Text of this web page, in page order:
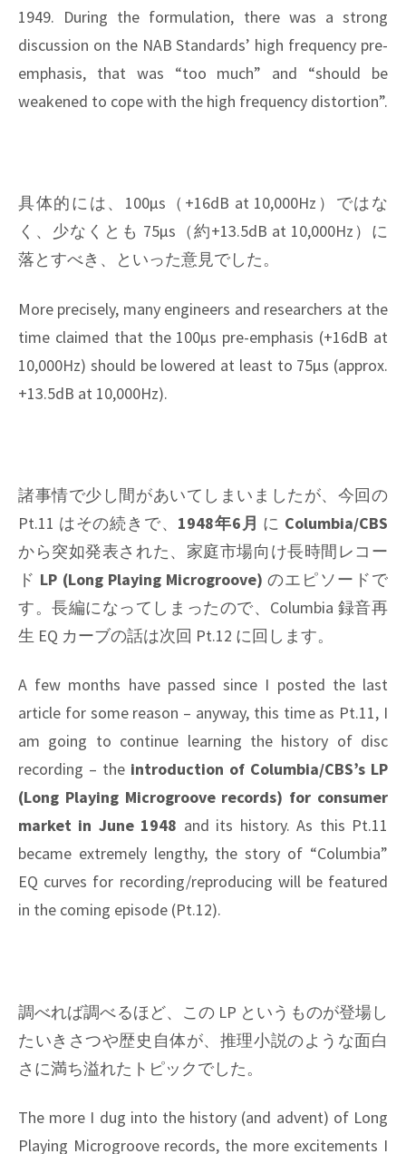
タ
ル
レ
1949. During the formulation, there was a strong
discussion on the NAB Standards’ high frequency pre-
emphasis, that was “too much” and “should be
weakened to cope with the high frequency distortion”.
具体的には、100μs（+16dB at 10,000Hz）ではな
く、少なくとも 75μs（約+13.5dB at 10,000Hz）に
落とすべき、といった意見でした。
More precisely, many engineers and researchers at the
time claimed that the 100μs pre-emphasis (+16dB at
10,000Hz) should be lowered at least to 75μs (approx.
+13.5dB at 10,000Hz).
諸事情で少し間があいてしまいましたが、今回の
Pt.11 はその続きで、 1948年6月 に Columbia/CBS
から突如発表された、家庭市場向け長時間レコー
ド LP (Long Playing Microgroove) のエピソードで
す。長編になってしまったので、Columbia 録音再
生 EQ カーブの話は次回 Pt.12 に回します。
A few months have passed since I posted the last
article for some reason – anyway, this time as Pt.11, I
am going to continue learning the history of disc
recording – the introduction of Columbia/CBS’s LP
(Long Playing Microgroove records) for consumer
market in June 1948 and its history. As this Pt.11
became extremely lengthy, the story of “Columbia”
EQ curves for recording/reproducing will be featured
in the coming episode (Pt.12).
調べれば調べるほど、この LP というものが登場し
たいきさつや歴史自体が、推理小説のような面白
さに満ち溢れたトピックでした。
The more I dug into the history (and advent) of Long
Playing Microgroove records, the more excitements I